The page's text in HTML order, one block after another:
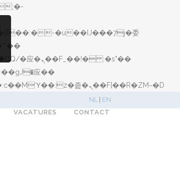
矁[��x�ZM~�n"��IB؃��!'����Тѕ��+��(m��IK�ʭ�/|��ϐܢ��F[��x�ZMz�G�� %嬩�/c��������[[��<�RI:�:c��MΎ��:z�졾�ܢ��F[��R�ZM~�D
NL
EN
VACATURES CONTACT